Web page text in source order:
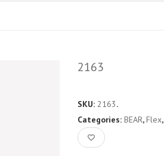
2163
SKU: 2163.
Categories: BEAR,Flex,